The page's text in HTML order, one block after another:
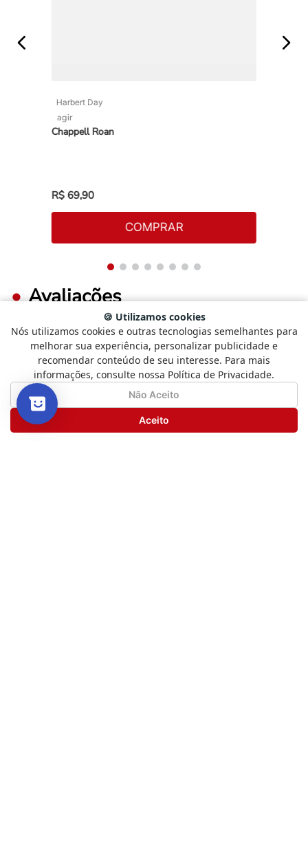
Harbert Day
agir
Chappell Roan
R$ 69,90
COMPRAR
Avaliações
5 estrelas
4 estrelas
3 estrelas 0%
2 estrelas 0%
🍪 Utilizamos cookies
Nós utilizamos cookies e outras tecnologias semelhantes para
melhorar sua experiência, personalizar publicidade e
recomendar conteúdo de seu interesse. Para mais
informações, consulte nossa Política de Privacidade.
Não Aceito
Aceito
Como está sendo sua experiência?
Selecione
uma
opção
a
5
Não Satisfeito
Seguinte